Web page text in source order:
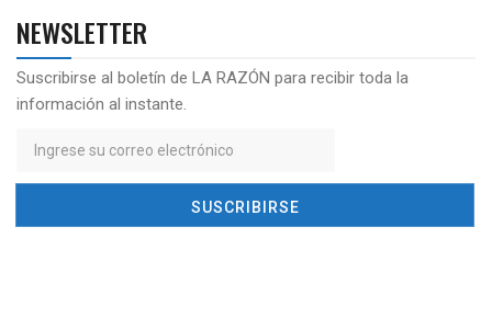
NEWSLETTER
Suscribirse al boletín de LA RAZÓN para recibir toda la
información al instante.